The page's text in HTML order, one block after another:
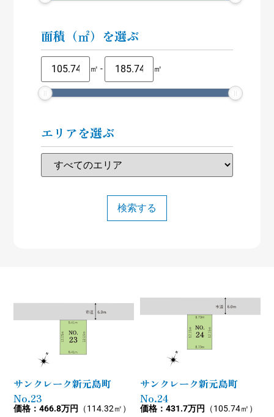
面積（㎡）を選ぶ
㎡ - ㎡
エリアを選ぶ
サンクレーク新元島町
No.23
価格：466.8万円 （114.32㎡）
サンクレーク新元島町
No.24
価格：431.7万円 （105.74㎡）